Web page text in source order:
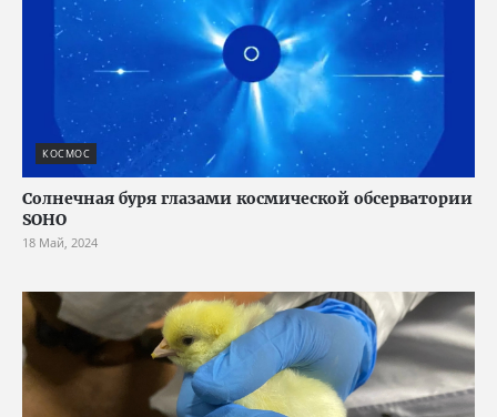
КОСМОС
Солнечная буря глазами космической обсерватории
SOHO
18 Май, 2024